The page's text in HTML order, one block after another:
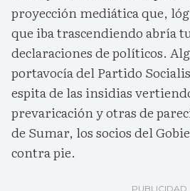
proyección mediática que,
que iba trascendiendo abría
declaraciones de políticos.
portavocía del Partido
espita de las insidias
prevaricación y otras de
de Sumar, los socios del
contra pie.